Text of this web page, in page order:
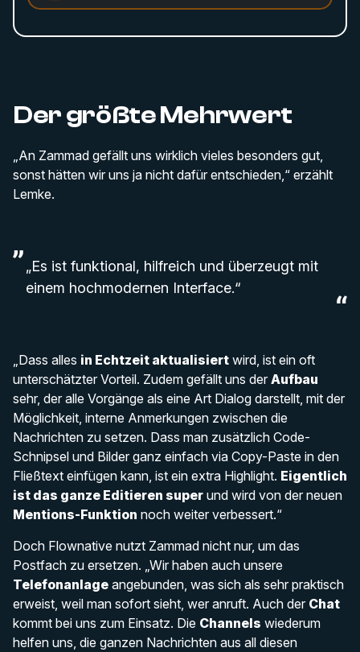
Der größte Mehrwert
„An Zammad gefällt uns wirklich vieles besonders gut,
sonst hätten wir uns ja nicht dafür entschieden,“ erzählt
Lemke.
„Es ist funktional, hilfreich und überzeugt mit
einem hochmodernen Interface.“
„Dass alles in Echtzeit aktualisiert wird, ist ein oft
unterschätzter Vorteil. Zudem gefällt uns der Aufbau
sehr, der alle Vorgänge als eine Art Dialog darstellt, mit der
Möglichkeit, interne Anmerkungen zwischen die
Nachrichten zu setzen. Dass man zusätzlich Code-
Schnipsel und Bilder ganz einfach via Copy-Paste in den
Fließtext einfügen kann, ist ein extra Highlight. Eigentlich
ist das ganze Editieren super und wird von der neuen
Mentions-Funktion noch weiter verbessert.“
Doch Flownative nutzt Zammad nicht nur, um das
Postfach zu ersetzen. „Wir haben auch unsere
Telefonanlage angebunden, was sich als sehr praktisch
erweist, weil man sofort sieht, wer anruft. Auch der Chat
kommt bei uns zum Einsatz. Die Channels wiederum
helfen uns, die ganzen Nachrichten aus all diesen